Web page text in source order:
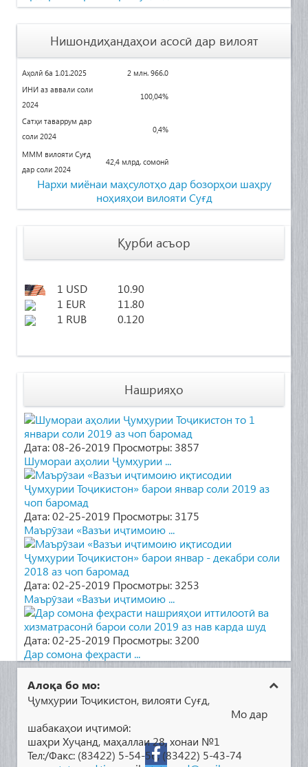
Нишондиҳандаҳои асосӣ дар вилоят
Аҳолӣ ба 1.01.2025
2 млн. 966.0
ИНИ аз аввали соли
2024
100,04%
Сатҳи таваррум дар
соли 2024
0,4%
МММ вилояти Суғд
дар соли 2024
42,4 млрд. сомонӣ
Нархи миёнаи маҳсулотҳо дар бозорҳои шаҳру
ноҳияҳои вилояти Суғд
Қурби асъор
1 USD
10.90
1 EUR
11.80
1 RUB
0.120
Нашрияҳо
Дата: 08-26-2019 Просмотры: 3857
Шумораи аҳолии Ҷумҳурии ...
Дата: 02-25-2019 Просмотры: 3175
Маърӯзаи «Вазъи иҷтимоию ...
Дата: 02-25-2019 Просмотры: 3253
Маърӯзаи «Вазъи иҷтимоию ...
Дата: 02-25-2019 Просмотры: 3200
Дар сомона феҳрасти ...
Алоқа бо мо:
Ҷумҳурии Тоҷикистон, вилояти Суғд,
Мо дар
шабакаҳои иҷтимоӣ:
шаҳри Хуҷанд, маҳаллаи 28, хонаи №1
Тел:/Факс: (83422) 5-54-56, (83422) 5-43-74